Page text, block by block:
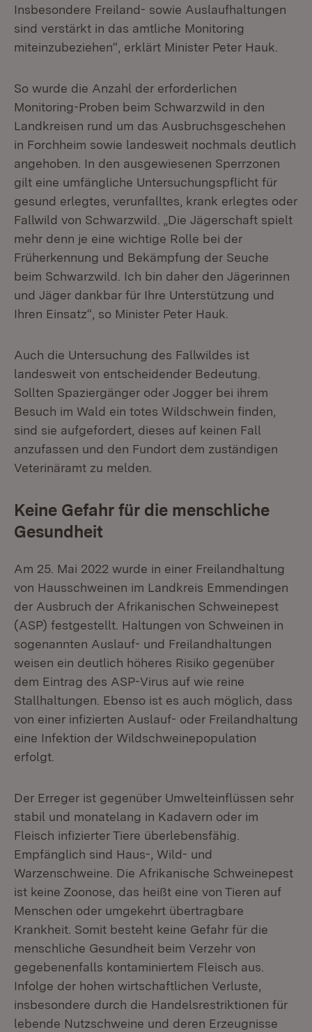
Insbesondere Freiland- sowie Auslaufhaltungen
sind verstärkt in das amtliche Monitoring
miteinzubeziehen“, erklärt Minister Peter Hauk.
So wurde die Anzahl der erforderlichen
Monitoring-Proben beim Schwarzwild in den
Landkreisen rund um das Ausbruchsgeschehen
in Forchheim sowie landesweit nochmals deutlich
angehoben. In den ausgewiesenen Sperrzonen
gilt eine umfängliche Untersuchungspflicht für
gesund erlegtes, verunfalltes, krank erlegtes oder
Fallwild von Schwarzwild. „Die Jägerschaft spielt
mehr denn je eine wichtige Rolle bei der
Früherkennung und Bekämpfung der Seuche
beim Schwarzwild. Ich bin daher den Jägerinnen
und Jäger dankbar für Ihre Unterstützung und
Ihren Einsatz“, so Minister Peter Hauk.
Auch die Untersuchung des Fallwildes ist
landesweit von entscheidender Bedeutung.
Sollten Spaziergänger oder Jogger bei ihrem
Besuch im Wald ein totes Wildschwein finden,
sind sie aufgefordert, dieses auf keinen Fall
anzufassen und den Fundort dem zuständigen
Veterinäramt zu melden.
Keine Gefahr für die menschliche
Gesundheit
Am 25. Mai 2022 wurde in einer Freilandhaltung
von Hausschweinen im Landkreis Emmendingen
der Ausbruch der Afrikanischen Schweinepest
(ASP) festgestellt. Haltungen von Schweinen in
sogenannten Auslauf- und Freilandhaltungen
weisen ein deutlich höheres Risiko gegenüber
dem Eintrag des ASP-Virus auf wie reine
Stallhaltungen. Ebenso ist es auch möglich, dass
von einer infizierten Auslauf- oder Freilandhaltung
eine Infektion der Wildschweinepopulation
erfolgt.
Der Erreger ist gegenüber Umwelteinflüssen sehr
stabil und monatelang in Kadavern oder im
Fleisch infizierter Tiere überlebensfähig.
Empfänglich sind Haus-, Wild- und
Warzenschweine. Die Afrikanische Schweinepest
ist keine Zoonose, das heißt eine von Tieren auf
Menschen oder umgekehrt übertragbare
Krankheit. Somit besteht keine Gefahr für die
menschliche Gesundheit beim Verzehr von
gegebenenfalls kontaminiertem Fleisch aus.
Infolge der hohen wirtschaftlichen Verluste,
insbesondere durch die Handelsrestriktionen für
lebende Nutzschweine und deren Erzeugnisse